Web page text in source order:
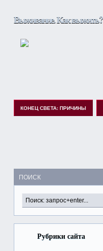
Выживание. Как выжить?
КОНЕЦ СВЕТА: ПРИЧИНЫ
ПОИСК
Рубрики сайта